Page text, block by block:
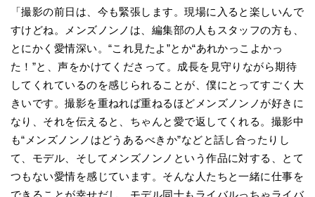
「撮影の前日は、今も緊張します。現場に入ると楽しいんで
すけどね。メンズノンノは、編集部の人もスタッフの方も、
とにかく愛情深い。“これ見たよ”とか“あれかっこよかっ
た！”と、声をかけてくださって。成長を見守りながら期待
してくれているのを感じられることが、僕にとってすごく大
きいです。撮影を重ねれば重ねるほどメンズノンノが好きに
なり、それを伝えると、ちゃんと愛で返してくれる。撮影中
も“メンズノンノはどうあるべきか”などと話し合ったりし
て、モデル、そしてメンズノンノという作品に対する、とて
つもない愛情を感じています。そんな人たちと一緒に仕事を